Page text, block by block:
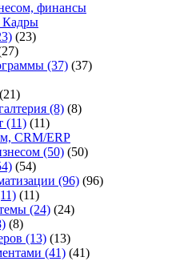
финансы
Кадры
(23)
(37) (37)
(21)
(8) (8)
(11) (11)
CRM/ERP
(50) (50)
(54)
(96) (96)
(11)
(24) (24)
(8)
(13) (13)
(41) (41)